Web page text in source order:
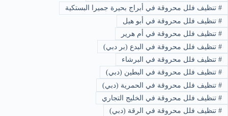
#تنظيف فلل محروقة في أبراج بحيرة جميرا البستكية
#تنظيف فلل محروقة في أبو هيل
#تنظيف فلل محروقة في أم هرير
#تنظيف فلل محروقة في البدع (بر دبي)
#تنظيف فلل محروقة في البرشاء
#تنظيف فلل محروقة في البطين (دبي)
#تنظيف فلل محروقة في الحمرية (دبي)
#تنظيف فلل محروقة في الخليج التجاري
#تنظيف فلل محروقة في الرقة (دبي)